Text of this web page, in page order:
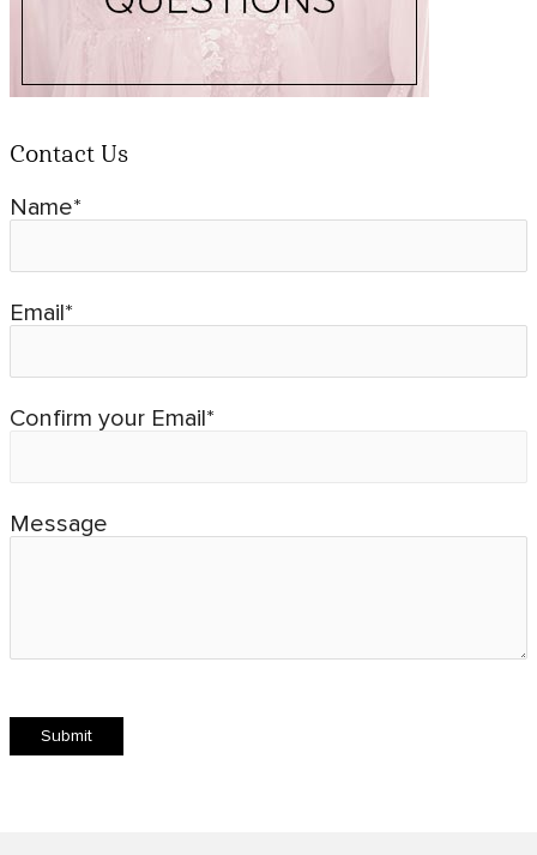
Contact Us
Name*
Email*
Confirm your Email*
Message